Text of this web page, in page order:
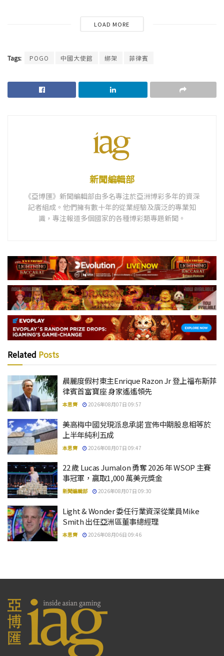
LOAD MORE
Tags: POGO 中國大使館 綁架 菲律賓
新聞編輯部
《亞博匯》新聞編輯部由多名專注於亞洲博彩多年的資深
記者組成。他們擁有數十年的從業經驗及廣泛的專業知
識，專注報道多個國家的各種博彩類專題新聞。
Related Posts
晨麗度假村東主Enrique Razon Jr 登上福布斯菲
律賓首富寶座 身家遙遙領先
本思齊 2026年08月07日 09:57
美高梅中國兌現派息承諾 宣佈中期股息相等於
上半年純利五成
本思齊 2026年08月07日 09:47
22 歲 Lucas Jumalon 勇奪 2026 年 WSOP 主賽
事冠軍，贏取1,000 萬美元獎金
新聞編輯部 2026年08月07日 09:30
Light & Wonder 委任行業資深從業員Mike
Smith 出任亞洲區董事總經理
本思齊 2026年08月06日 09:46